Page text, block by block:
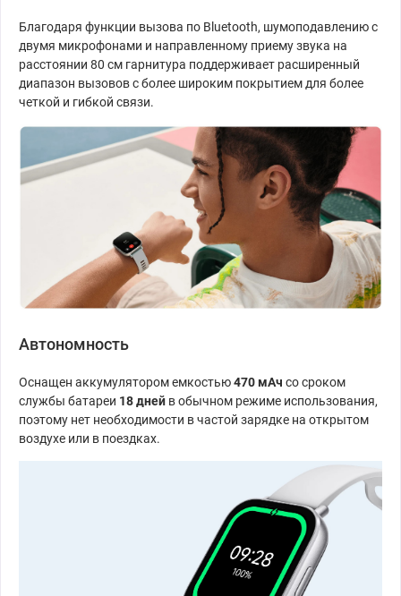
Благодаря функции вызова по Bluetooth, шумоподавлению с
двумя микрофонами и направленному приему звука на
расстоянии 80 см гарнитура поддерживает расширенный
диапазон вызовов с более широким покрытием для более
четкой и гибкой связи.
Автономность
Оснащен аккумулятором емкостью470 мАч со сроком
службы батареи 18 дней в обычном режиме использования,
поэтому нет необходимости в частой зарядке на открытом
воздухе или в поездках.